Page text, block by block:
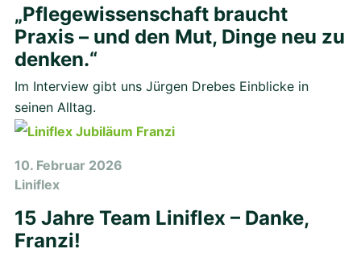
„Pflegewissenschaft braucht
Praxis – und den Mut, Dinge neu zu
denken.“
Im Interview gibt uns Jürgen Drebes Einblicke in
seinen Alltag.
10. Februar 2026
Liniflex
15 Jahre Team Liniflex – Danke,
Franzi!